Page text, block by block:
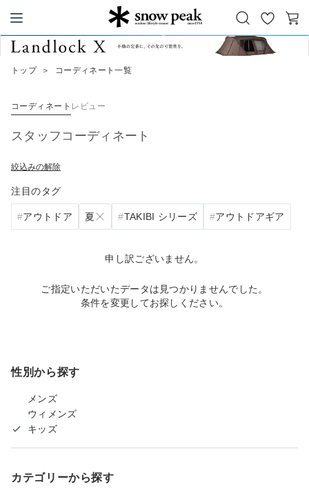
Snow Peak
お
気
カ
トップ ＞ コーディネート一覧
コーディネート レビュー
スタッフコーディネート
絞込みの解除
注目のタグ
アウトドア 夏 TAKIBI シリーズ アウトドアギア
申し訳ございません。
ご指定いただいたデータは見つかりませんでした。
条件を変更してお探しください。
性別から探す
メンズ
ウィメンズ
キッズ
カテゴリーから探す